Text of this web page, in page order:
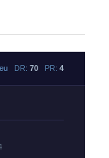
DR: 70PR: 4